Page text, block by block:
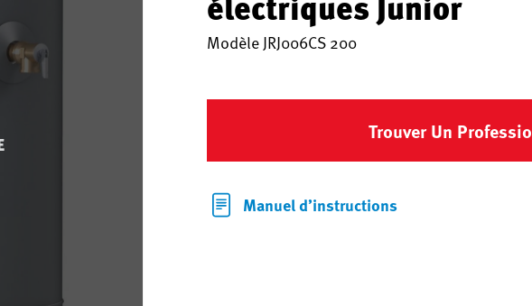
ModèleJRJ006CS 200
Trouver Un
Manuel d’instructions